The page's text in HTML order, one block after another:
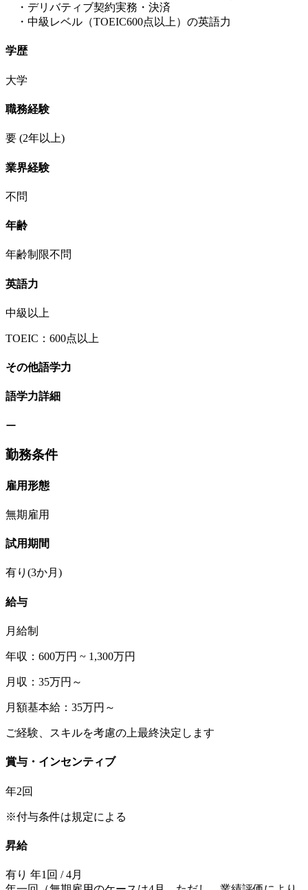
・デリバティブ契約実務・決済
・中級レベル（TOEIC600点以上）の英語力
学歴
大学
職務経験
要 (2年以上)
業界経験
不問
年齢
年齢制限不問
英語力
中級以上
TOEIC：600点以上
その他語学力
語学力詳細
ー
勤務条件
雇用形態
無期雇用
試用期間
有り(3か月)
給与
月給制
年収：600万円 ~ 1,300万円
月収：35万円～
月額基本給：35万円～
ご経験、スキルを考慮の上最終決定します
賞与・インセンティブ
年2回
※付与条件は規定による
昇給
有り 年1回 / 4月